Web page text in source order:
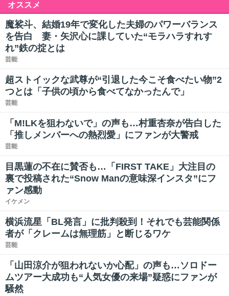
オススメ
魔裟斗、結婚19年で変化した夫婦のパワーバランス
を告白 妻・矢沢心に課していた“モラハラすれす
れ”鉄の掟とは
芸能
超ストイックな武尊が“引退した今こそ食べたい物”2
つとは「子供の頃から食べてなかったんで」
芸能
「M!LKを狙わないで」の声も…村重杏奈が告白した
「推しメンバーへの熱烈愛」にファンが大警戒
芸能
目黒蓮の不在に賛否も…「FIRST TAKE」大注目の
裏で投稿された“Snow Manの意味深インスタ”にフ
ァン感動
イケメン
横浜流星「BL発言」に批判殺到！それでも芸能関係
者が「クレームは無理筋」と断じるワケ
芸能
「山田涼介が狙われないか心配」の声も…ソロドー
ムツアー大成功も“人気女優の来場”疑惑にファンが
騒然